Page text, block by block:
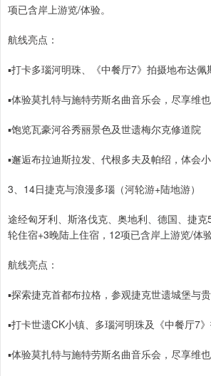
项已含岸上游览/体验。
航线亮点：
▪️打卡多瑙河明珠、《中餐厅7》拍摄地布达佩
▪️体验莫扎特与施特劳斯名曲音乐会，尽享维
▪️饱览瓦豪河谷秀丽景色及世遗梅尔克修道院
▪️邂逅布拉迪斯拉发、代根多夫及帕绍，体会
3、14日捷克与浪漫多瑙（河轮游+陆地游）
途经匈牙利、斯洛伐克、奥地利、德国、捷
轮住宿+3晚陆上住宿，12项已含岸上游览/体
航线亮点：
▪️探索捷克首都布拉格，参观捷克世遗城堡与
▪️打卡世遗CK小镇、多瑙河明珠及《中餐厅7
▪️体验莫扎特与施特劳斯名曲音乐会，尽享维